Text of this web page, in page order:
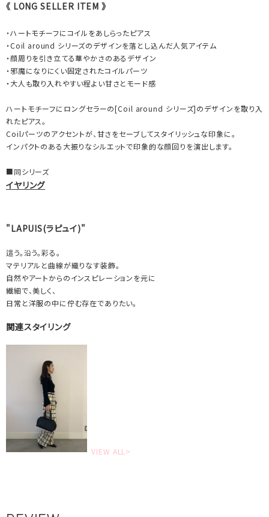
《 LONG SELLER ITEM 》
・ハートモチーフにコイルをあしらったピアス
・Coil around シリーズのデザインを落とし込んだ人気アイテム
・顔周りを引き立てる華やかさのあるデザイン
・邪魔になりにくい固定されたコイルパーツ
・大人も取り入れやすい程よい甘さとモード感
ハートモチーフにロングセラーの[Coil around シリーズ]のデザインを取り入
れたピアス。
Coilパーツのアクセントが、甘さをセーブしてスタイリッシュな印象に。
インパクトのある大振りなシルエットで印象的な顔回りを演出します。
■同シリーズ
イヤリング
"LAPUIS(ラピュイ)"
這う。沿う。彩る。
マテリアルと曲線が織りなす装飾。
自然やアートからのインスピレーションを元に
繊細で、美しく、
日常と洋服の中に佇む存在でありたい。
関連スタイリング
VIEW ALL>